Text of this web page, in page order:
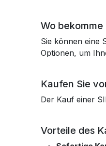
Wo
Sie können eine
Optionen, um
Kaufen Sie
Der Kauf einer
Vorteile des